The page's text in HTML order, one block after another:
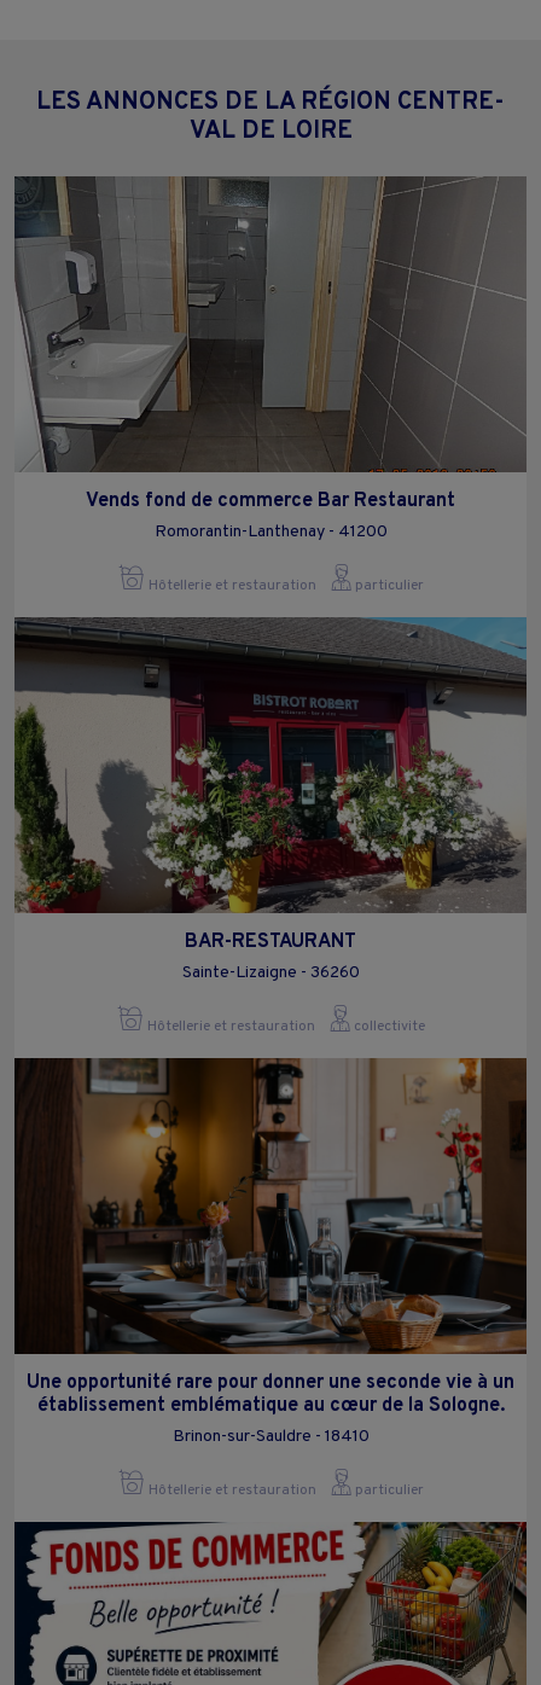
LES ANNONCES DE LA RÉGION CENTRE-
VAL DE LOIRE
Vends fond de commerce Bar Restaurant
Romorantin-Lanthenay - 41200
Hôtellerie et restauration particulier
BAR-RESTAURANT
Sainte-Lizaigne - 36260
Hôtellerie et restauration collectivite
Une opportunité rare pour donner une seconde vie à un
établissement emblématique au cœur de la Sologne.
Brinon-sur-Sauldre - 18410
Hôtellerie et restauration particulier